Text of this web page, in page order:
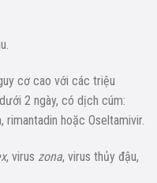
cơ cao với các triệu
2 ngày, có dịch cúm:
rimantadin hoặc Oseltamivir.
, virus zona, virus thủy đậu,